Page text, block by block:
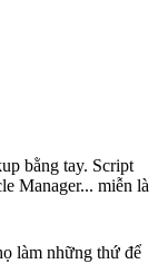
bằng tay. Script
Manager... miễn là
làm những thứ để